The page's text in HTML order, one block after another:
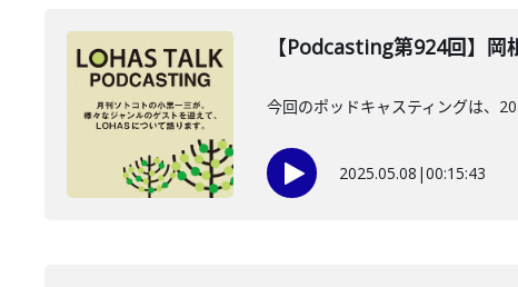
【Podcasting第924回】岡
今回のポッドキャスティングは、
2025.05.08 |00:15:43